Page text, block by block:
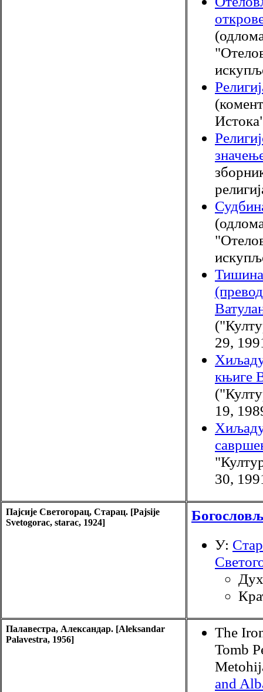
29,
књиге
19,
30,
Пајсије Светогорац, Старац. [Pajsije
Svetogorac, starac, 1924]
У:
Палавестра, Александар. [Aleksandar
Palavestra, 1956]
The
Tomb
and